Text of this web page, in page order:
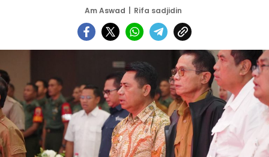
Am Aswad Rifa sadjidin